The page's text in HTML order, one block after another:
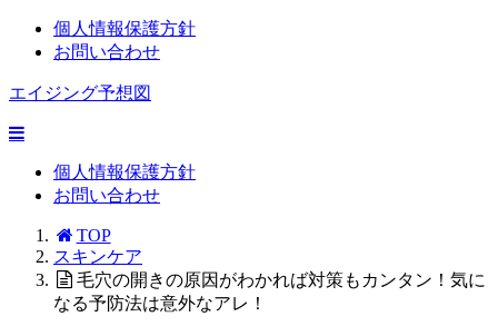
個人情報保護方針
お問い合わせ
エイジング予想図
個人情報保護方針
お問い合わせ
TOP
スキンケア
毛穴の開きの原因がわかれば対策もカンタン！気に
なる予防法は意外なアレ！